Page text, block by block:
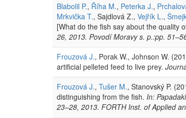
Blabolil P., Říha M., Peterka J.,
Mrkvička T., Sajdlová Z., Vejřík L.,
[What do the fish say about the quality
26, 2013. Povodí Moravy s. p.:pp.
Frouzová J., Porak W., Johnson W.
artificial pelleted feed to live prey.
Frouzová J., Tušer M., Stanovský P.
distinguishing from the fish. In:
23–28, 2013. FORTH Inst. of Applied